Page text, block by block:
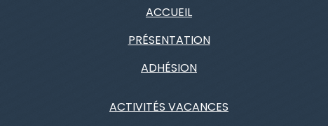
ACCUEIL
PRÉSENTATION
ADHÉSION
ACTIVITÉS VACANCES